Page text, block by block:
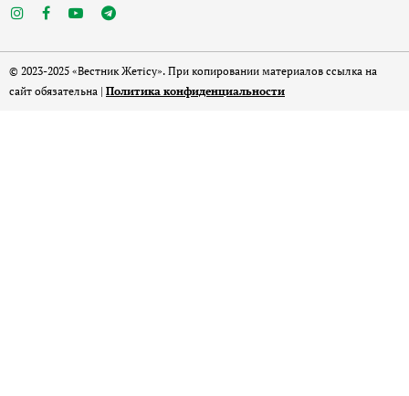
© 2023-2025 «Вестник Жетісу». При копировании материалов ссылка на
сайт обязательна | Политика конфиденциальности